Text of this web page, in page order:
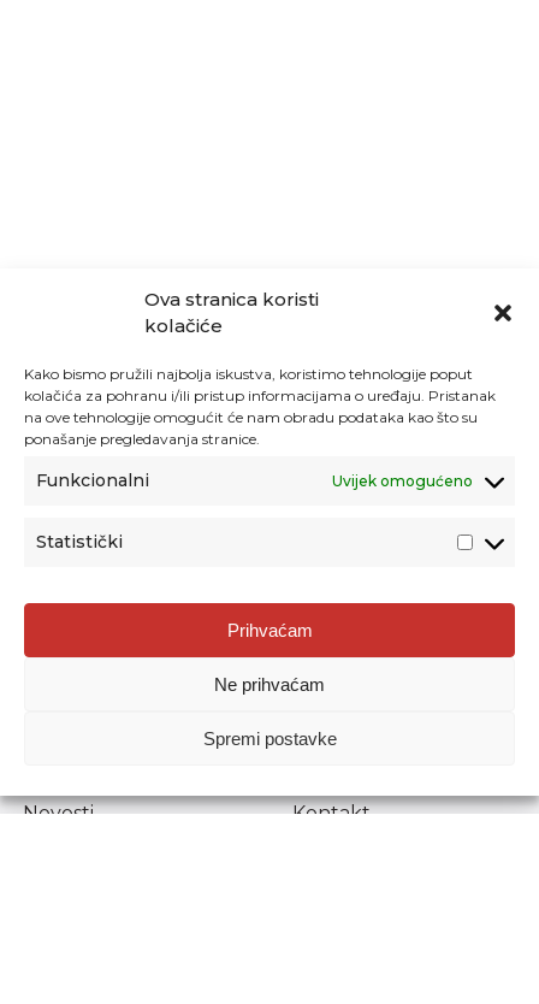
Ova stranica koristi
kolačiće
Kako bismo pružili najbolja iskustva, koristimo tehnologije poput
kolačića za pohranu i/ili pristup informacijama o uređaju. Pristanak
na ove tehnologije omogućit će nam obradu podataka kao što su
ponašanje pregledavanja stranice.
Funkcionalni Uvijek omogućeno
Statistički
Prihvaćam
Ne prihvaćam
Spremi postavke
Agencija za odgoj i obrazovanje
Donje Svetice 38, 10000 Zagreb
1778129
Prenošenje sadržaja dopušteno je uz navođenje izvora.
Novosti
Kontakt